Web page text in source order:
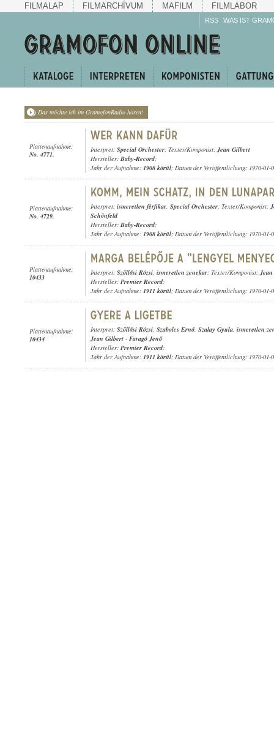
FILMALAP FILMARCHÍVUM MAFILM FILMLABOR
RSS WAS IST
Das möchte ich im GramofonRadio hören!
Plattenaufnahme:
No. 4771.
Interpret: Special Orchester; Texter/Komponist:Jean Gilbert
Hersteller: Baby-Record;
Jahr der Aufnahme: 1908 körül; Datum der Veröffentlichung: 1970-01-
Plattenaufnahme:
No. 4729.
Interpret: ismeretlen férfikar, Special Orchester; Texter/Komponist:
Schönfeld
Hersteller: Baby-Record;
Jahr der Aufnahme: 1908 körül; Datum der Veröffentlichung: 1970-01-
Plattenaufnahme:
10433
Interpret: Szöllősi Rózsi, ismeretlen zenekar; Texter/Komponist:
Hersteller: Premier Record;
Jahr der Aufnahme: 1911 körül; Datum der Veröffentlichung: 1970-01-
Plattenaufnahme:
10434
Interpret: Szöllősi Rózsi, Szabolcs Ernő, Szalay Gyula, ismeretlen
Jean Gilbert - Faragó Jenő
Hersteller: Premier Record;
Jahr der Aufnahme: 1911 körül; Datum der Veröffentlichung: 1970-01-